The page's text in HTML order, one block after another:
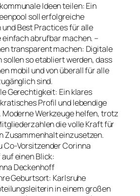
Ideen teilen: Ein
soll erfolgreiche
und Best Practices für alle
abrufbar machen. –
transparent machen: Digitale
so etabliert werden, dass
mobil und von überall für alle
sind.
Gerechtigkeit: Ein klares
Profil und lebendige
Moderne Werkzeuge helfen, trotz
die volle Kraft für
Zusammenhalt einzusetzen.
Co-Vorsitzender Corinna
einen Blick:
Deckenhoff
Geburtsort: Karlsruhe
in einem großen